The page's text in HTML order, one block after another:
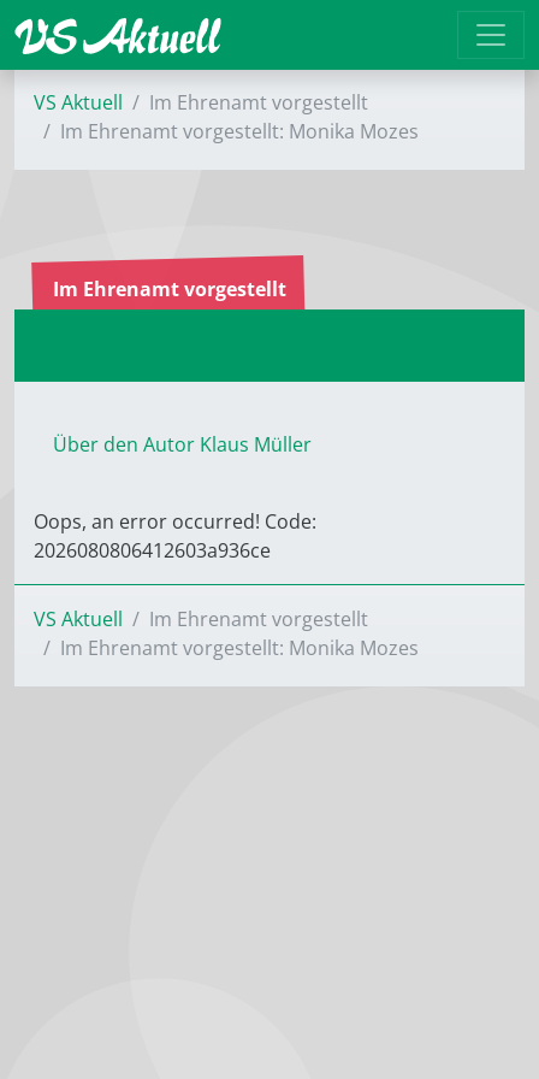
VS Aktuell
Im Ehrenamt vorgestellt
Im Ehrenamt vorgestellt: Monika Mozes
Im Ehrenamt vorgestellt
Über den Autor Klaus Müller
Oops, an error occurred! Code:
2026080806412603a936ce
VS Aktuell
Im Ehrenamt vorgestellt
Im Ehrenamt vorgestellt: Monika Mozes